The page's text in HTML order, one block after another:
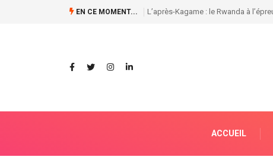
EN CE MOMENT... Affaires foncières et ENA: Première
ACCUEIL